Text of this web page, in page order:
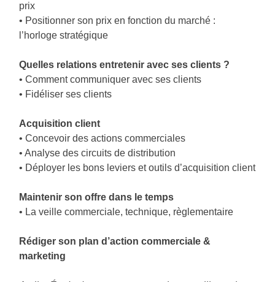
prix
• Positionner son prix en fonction du marché :
l’horloge stratégique
Quelles relations entretenir avec ses clients ?
• Comment communiquer avec ses clients
• Fidéliser ses clients
Acquisition client
• Concevoir des actions commerciales
• Analyse des circuits de distribution
• Déployer les bons leviers et outils d’acquisition client
Maintenir son offre dans le temps
• La veille commerciale, technique, règlementaire
Rédiger son plan d’action commerciale &
marketing